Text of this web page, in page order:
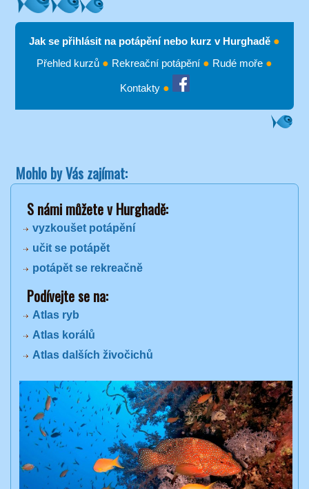
Jak se přihlásit na potápění nebo kurz v Hurghadě ●
Přehled kurzů ● Rekreační potápění ● Rudé moře ●
Kontakty●
Mohlo by Vás zajímat:
S námi můžete v Hurghadě:
vyzkoušet potápění
učit se potápět
potápět se rekreačně
Podívejte se na:
Atlas ryb
Atlas korálů
Atlas dalších živočichů